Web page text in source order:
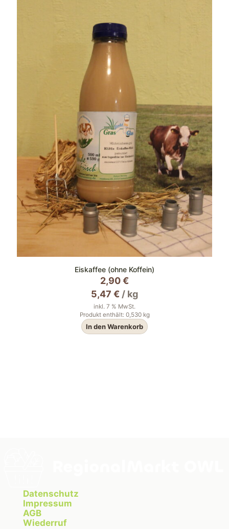
Eiskaffee (ohne Koffein)
2,90€
5,47 € / kg
inkl. 7 % MwSt.
Produkt enthält: 0,530 kg
In den Warenkorb
Datenschutz
Impressum
AGB
Wiederruf